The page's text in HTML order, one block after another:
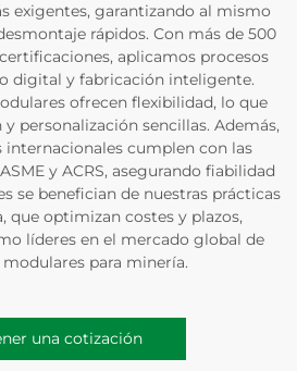
exigentes, garantizando al mismo
rápidos. Con más de 500
aplicamos procesos
digital y fabricación inteligente.
ofrecen flexibilidad, lo que
personalización sencillas. Además,
internacionales cumplen con las
y ACRS, asegurando fiabilidad
se benefician de nuestras prácticas
que optimizan costes y plazos,
líderes en el mercado global de
para minería.
una cotización